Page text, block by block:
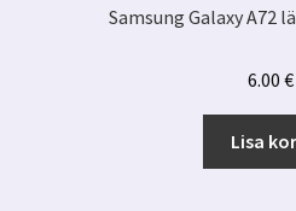
Samsung Galaxy A72
6.00 €
Lisa